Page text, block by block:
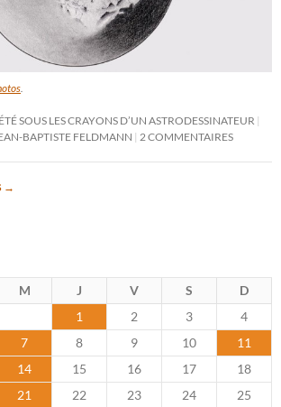
SOUS LES CRAYONS D’UN ASTRODESSINATEUR
BAPTISTE FELDMANN 2 COMMENTAIRES
→
M J V S
D
1
2 3
4
7 8 9 10
11
14 15 16 17
18
21 22 23 24
25